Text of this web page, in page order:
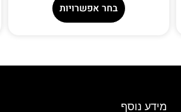
בחר אפשרויות
מידע נוסף